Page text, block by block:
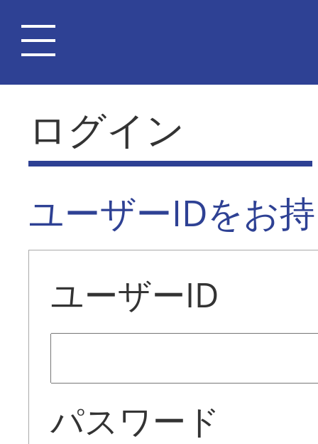
ログイン
ユーザーIDをお
ユーザーID
パスワード